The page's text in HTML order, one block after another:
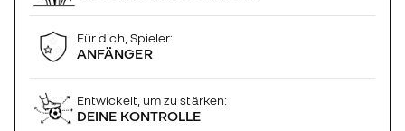
Für dich, Spieler:
ANFÄNGER
Entwickelt, um zu stärken:
DEINE KONTROLLE